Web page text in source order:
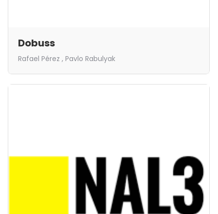
Dobuss
Rafael Pérez , Pavlo Rabulyak